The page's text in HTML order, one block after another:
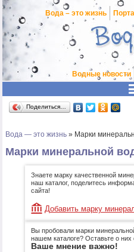
Вода – это жизнь
Водные новости
Поделиться…
Вода — это жизнь » Марки
Марки минеральной
Знаете марку качественной
наш каталог, поделитесь
сайта!
Добавить марку
Вы пробовали марки
нашем каталоге? Оставьте о
Ваше мнение важно!